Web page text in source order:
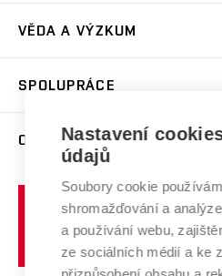
Sport na VUT
Brno
Dny otevřených dveří
Celoživotní vzdělávání
E-přihláška
Harmonogram akademického roku
Závěrečné práce
Doktorské studium
Zpracování osobních údajů
Sociální bezpečí
Studium bez bariér
Podpora podnikání
VĚDA A VÝZKUM
Mezinárodní vědecká rada
Systém zajišťování kvality výzkumu
Výzkumné infrastruktury
Transfer znalostí
Open Science
SPOLUPRÁCE
Firemní spolupráce
Zahraniční spolupráce
Spolupráce se školami
Služby univerzity
Mezinárodní dohody
O UNIVERZITĚ
Profil univerzity
Udržitelná univerzita
Podnikavá univerzita / ContriBUTe
Nastavení
údajů
Soubory cookie
shromažďování a
a používání webu,
ze sociálních médií a ke